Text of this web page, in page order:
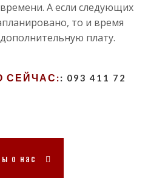
А если следующих
то и время
плату.
СЕЙЧАС:: 093 411 72
о нас